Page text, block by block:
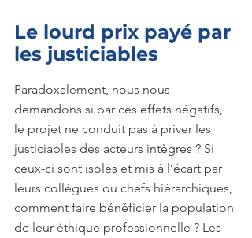
Le lourd prix payé par
les justiciables
Paradoxalement, nous nous
demandons si par ces effets négatifs,
le projet ne conduit pas à priver les
justiciables des acteurs intègres ? Si
ceux-ci sont isolés et mis à l’écart par
leurs collègues ou chefs hiérarchiques,
comment faire bénéficier la population
de leur éthique professionnelle ? Les